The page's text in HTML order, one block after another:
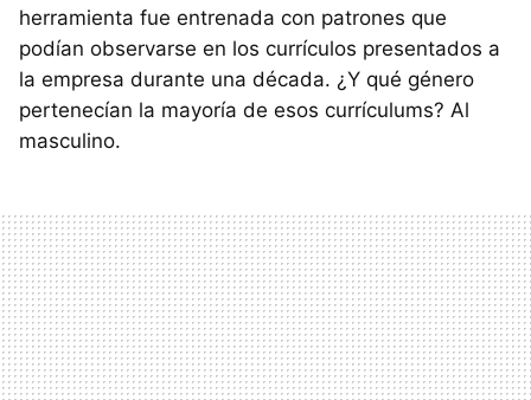
herramienta fue entrenada con patrones que
podían observarse en los currículos presentados a
la empresa durante una década. ¿Y qué género
pertenecían la mayoría de esos currículums? Al
masculino.